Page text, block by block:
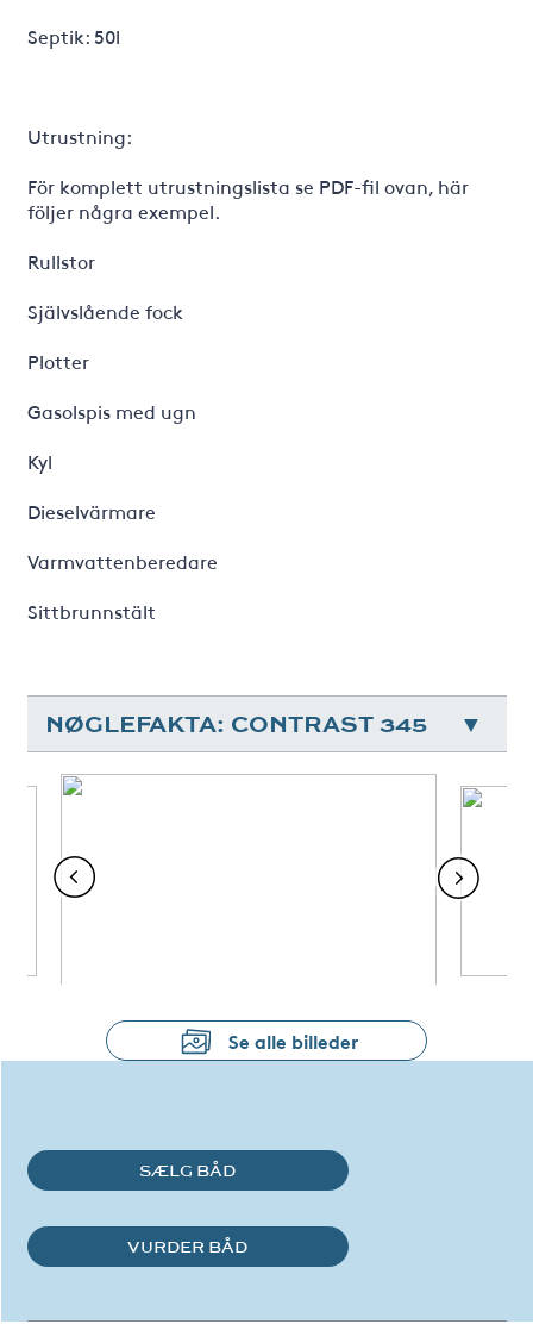
Septik: 50l
Utrustning:
För komplett utrustningslista se PDF-fil ovan, här
följer några exempel.
Rullstor
Självslående fock
Plotter
Gasolspis med ugn
Kyl
Dieselvärmare
Varmvattenberedare
Sittbrunnstält
NØGLEFAKTA: CONTRAST 345
Se alle billeder
SÆLG BÅD
VURDER BÅD